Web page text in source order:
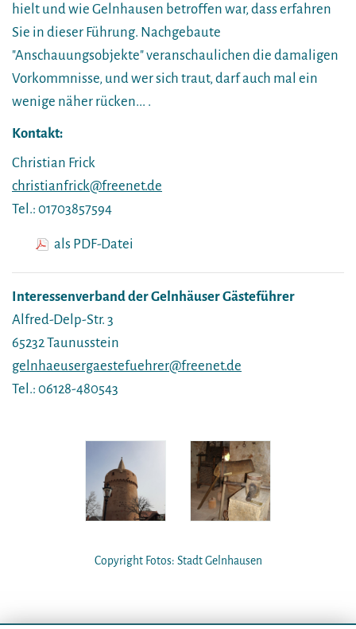
hielt und wie Gelnhausen betroffen war, dass erfahren
Sie in dieser Führung. Nachgebaute
"Anschauungsobjekte" veranschaulichen die damaligen
Vorkommnisse, und wer sich traut, darf auch mal ein
wenige näher rücken... .
Kontakt:
Christian Frick
christianfrick@freenet.de
Tel.: 01703857594
als PDF-Datei
Interessenverband der Gelnhäuser Gästeführer
Alfred-Delp-Str. 3
65232 Taunusstein
gelnhaeusergaestefuehrer@freenet.de
Tel.: 06128-480543
Copyright Fotos: Stadt Gelnhausen